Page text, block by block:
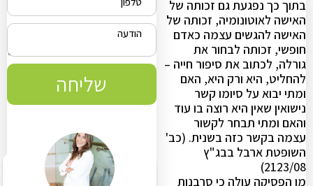
בתוך כך נפגעת גם זכותה של
האישה לאוטונומיה, זכותה של
האישה להגשים עצמה כאדם
חופשי, זכותה לבחור את
גורלה, לכתוב את סיפור חייה –
להחליט, היא ורק היא, האם
ומתי יבוא על סיומו קשר
נישואין שאין היא רוצה בו עוד
והאם ומתי תבחר לקשור
עצמה בקשר כזה בשנית. (כב'
השופטת ארבל בבג"ץ
2123/08)
מן הפסיקה עולה כי סרבנות
שליחה